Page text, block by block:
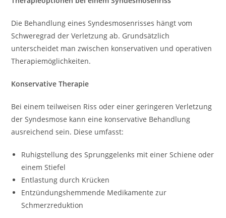
Die Behandlung eines Syndesmosenrisses hängt vom
Schweregrad der Verletzung ab. Grundsätzlich
unterscheidet man zwischen konservativen und operativen
Therapiemöglichkeiten.
Konservative Therapie
Bei einem teilweisen Riss oder einer geringeren Verletzung
der Syndesmose kann eine konservative Behandlung
ausreichend sein. Diese umfasst:
Ruhigstellung des Sprunggelenks mit einer Schiene oder
einem Stiefel
Entlastung durch Krücken
Entzündungshemmende Medikamente zur
Schmerzreduktion